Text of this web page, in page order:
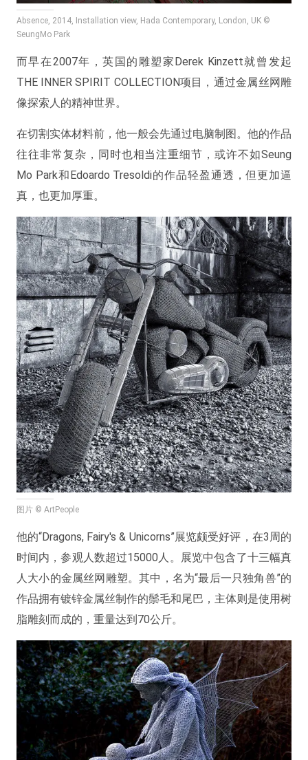
Absence, 2014, Installation view, Hada Contemporary, London, UK ©
SeungMo Park
而早在2007年，英国的雕塑家Derek Kinzett就曾发起
THE INNER SPIRIT COLLECTION项目，通过金属丝网雕
像探索人的精神世界。
在切割实体材料前，他一般会先通过电脑制图。他的作品
往往非常复杂，同时也相当注重细节，或许不如Seung
Mo Park和Edoardo Tresoldi的作品轻盈通透，但更加逼
真，也更加厚重。
图片 © ArtPeople
他的“Dragons, Fairy's & Unicorns”展览颇受好评，在3周的
时间内，参观人数超过15000人。展览中包含了十三幅真
人大小的金属丝网雕塑。其中，名为“最后一只独角兽”的
作品拥有镀锌金属丝制作的鬃毛和尾巴，主体则是使用树
脂雕刻而成的，重量达到70公斤。